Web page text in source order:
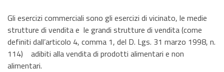
Gli esercizi commerciali sono gli esercizi di vicinato, le medie
strutture di vendita e le grandi strutture di vendita (come
definiti dall’articolo 4, comma 1, del D. Lgs. 31 marzo 1998, n.
114) adibiti alla vendita di prodotti alimentari e non
alimentari.